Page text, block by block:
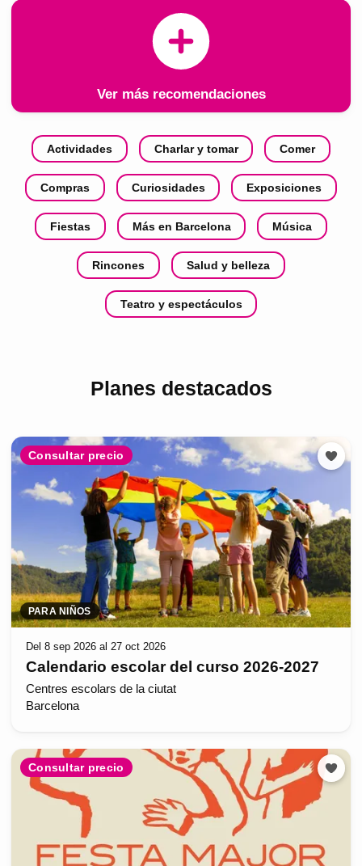
Ver más recomendaciones
Actividades Charlar y tomar Comer
Compras Curiosidades Exposiciones
Fiestas Más en Barcelona Música
Rincones Salud y belleza
Teatro y espectáculos
Planes destacados
Consultar precio
PARA NIÑOS
Del 8 sep 2026 al 27 oct 2026
Calendario escolar del curso 2026-2027
Centres escolars de la ciutat
Barcelona
Consultar precio